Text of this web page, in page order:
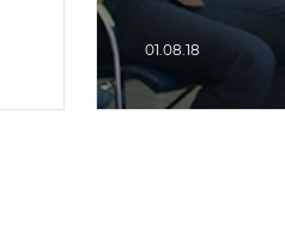
01.08.18